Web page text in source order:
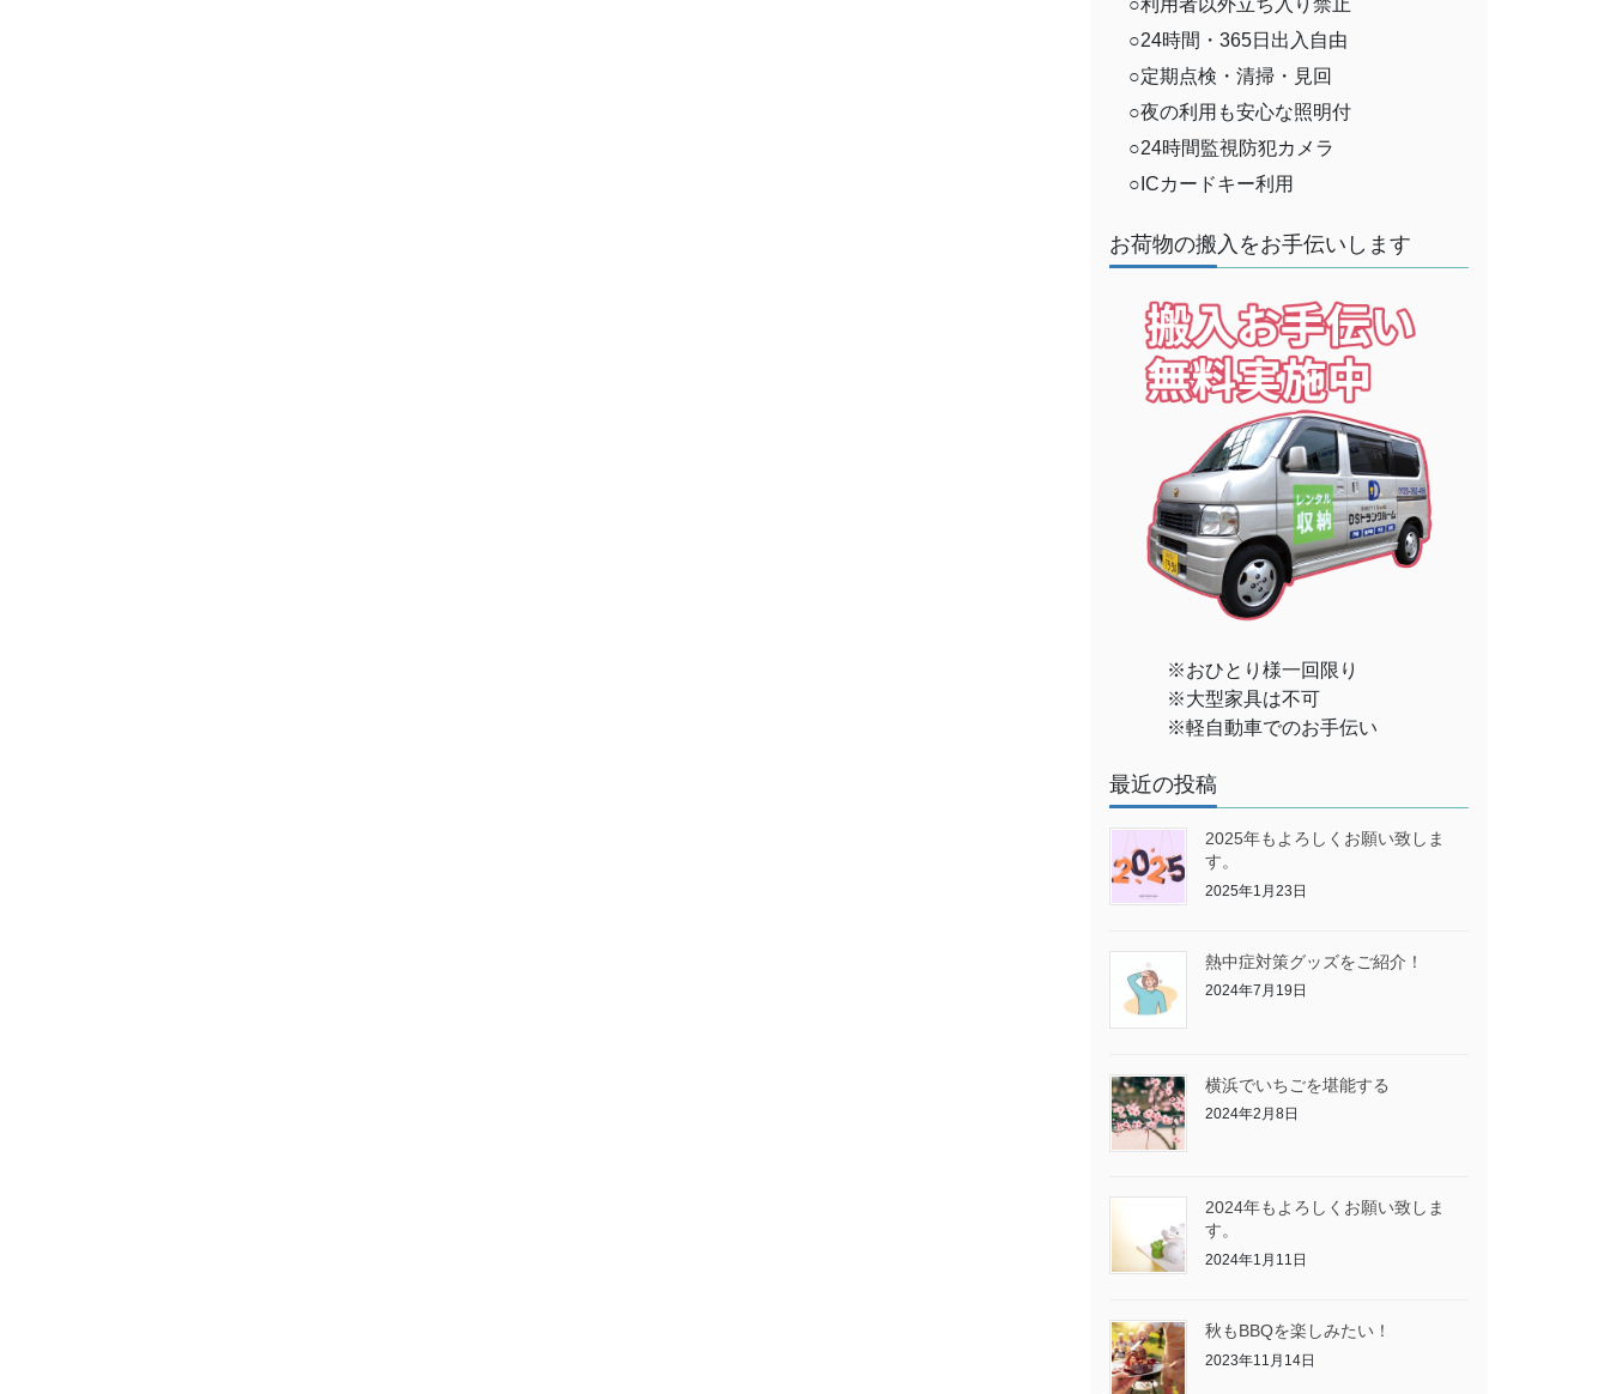
○利用者以外立ち入り禁止
○24時間・365日出入自由
○定期点検・清掃・見回
○夜の利用も安心な照明付
○24時間監視防犯カメラ
○ICカードキー利用
お荷物の搬入をお手伝いします
※おひとり様一回限り
※大型家具は不可
※軽自動車でのお手伝い
最近の投稿
2025年もよろしくお願い致しま
す。
2025年1月23日
熱中症対策グッズをご紹介！
2024年7月19日
横浜でいちごを堪能する
2024年2月8日
2024年もよろしくお願い致しま
す。
2024年1月11日
秋もBBQを楽しみたい！
2023年11月14日